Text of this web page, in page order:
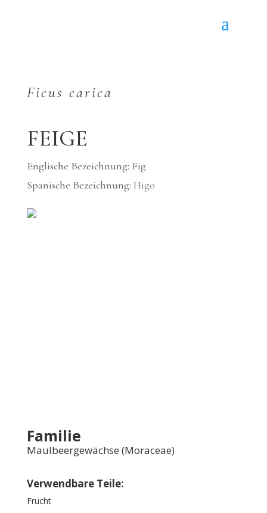
Ficus carica
FEIGE
Englische Bezeichnung: Fig
Spanische Bezeichnung: Higo
Familie
Maulbeergewächse (Moraceae)
Verwendbare Teile:
Frucht